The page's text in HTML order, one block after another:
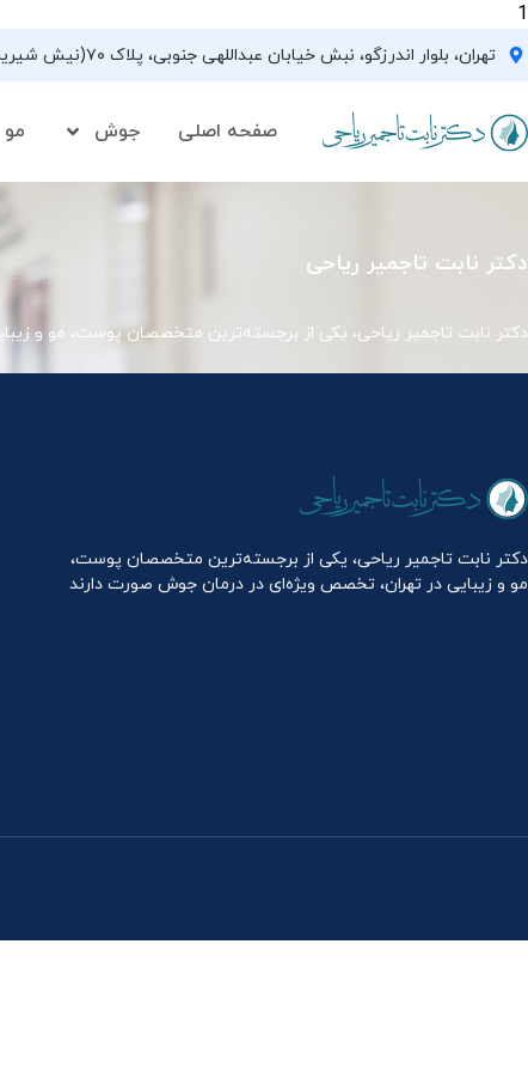
1
تهران، بلوار اندرزگو، نبش خیابان عبداللهی جنوبی، پلاک ۷۰(نیش شیرینی فروشی نیشکر)، واحد ۳۳ ، طبقه ۵
صفحه اصلی جوش مو
دکتر نابت تاجمیر ریاحی
دکتر نابت تاجمیر ریاحی، یکی از برجسته‌ترین متخصصان پوست، مو و
دکتر نابت تاجمیر ریاحی، یکی از برجسته‌ترین متخصصان پوست،
مو و زیبایی در تهران، تخصص ویژه‌ای در درمان جوش صورت دارند